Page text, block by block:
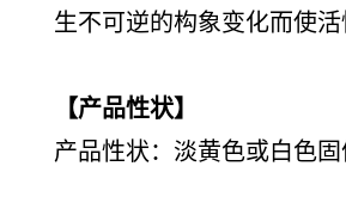
生不可逆的构象变化而使活
【产品性状】
产品性状：淡黄色或白色固